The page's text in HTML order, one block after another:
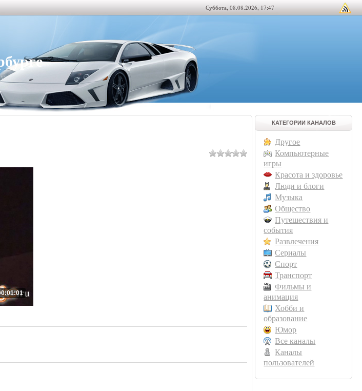
Суббота, 08.08.2026, 17:47
КАТЕГОРИИ КАНАЛОВ
Другое
Компьютерные
игры
Красота и здоровье
Люди и блоги
Музыка
Общество
Путешествия и
события
Развлечения
Сериалы
Спорт
Транспорт
Фильмы и
анимация
Хобби и
образование
Юмор
Все каналы
Каналы
пользователей